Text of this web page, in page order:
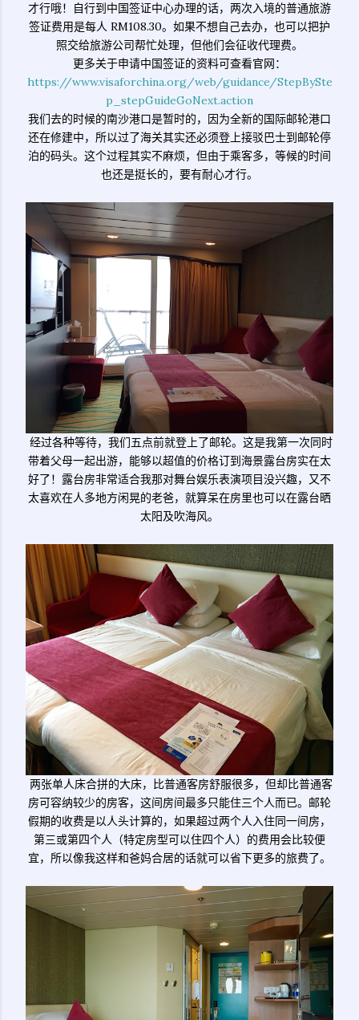
才行哦！自行到中国签证中心办理的话，两次入境的普通旅游
签证费用是每人 RM108.30。如果不想自己去办，也可以把护
照交给旅游公司帮忙处理，但他们会征收代理费。
更多关于申请中国签证的资料可查看官网：
https://www.visaforchina.org/web/guidance/StepBySte
p_stepGuideGoNext.action
我们去的时候的南沙港口是暂时的，因为全新的国际邮轮港口
还在修建中，所以过了海关其实还必须登上接驳巴士到邮轮停
泊的码头。这个过程其实不麻烦，但由于乘客多，等候的时间
也还是挺长的，要有耐心才行。
经过各种等待，我们五点前就登上了邮轮。这是我第一次同时
带着父母一起出游，能够以超值的价格订到海景露台房实在太
好了！露台房非常适合我那对舞台娱乐表演项目没兴趣，又不
太喜欢在人多地方闲晃的老爸，就算呆在房里也可以在露台晒
太阳及吹海风。
两张单人床合拼的大床，比普通客房舒服很多，但却比普通客
房可容纳较少的房客，这间房间最多只能住三个人而已。邮轮
假期的收费是以人头计算的，如果超过两个人入住同一间房，
第三或第四个人（特定房型可以住四个人）的费用会比较便
宜，所以像我这样和爸妈合居的话就可以省下更多的旅费了。